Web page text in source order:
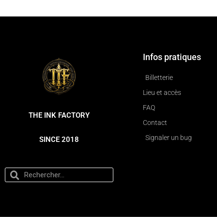
THE INK FACTORY
SINCE 2018
Infos pratiques
Billetterie
Lieu et accès
FAQ
Contact
Signaler un bug